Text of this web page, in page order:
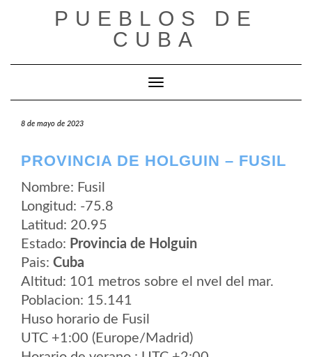
PUEBLOS DE
CUBA
Cambiar modo de navegación
8 de mayo de 2023
PROVINCIA DE HOLGUIN – FUSIL
Nombre: Fusil
Longitud: -75.8
Latitud: 20.95
Estado: Provincia de Holguin
Pais: Cuba
Altitud: 101 metros sobre el nvel del mar.
Poblacion: 15.141
Huso horario de Fusil
UTC +1:00 (Europe/Madrid)